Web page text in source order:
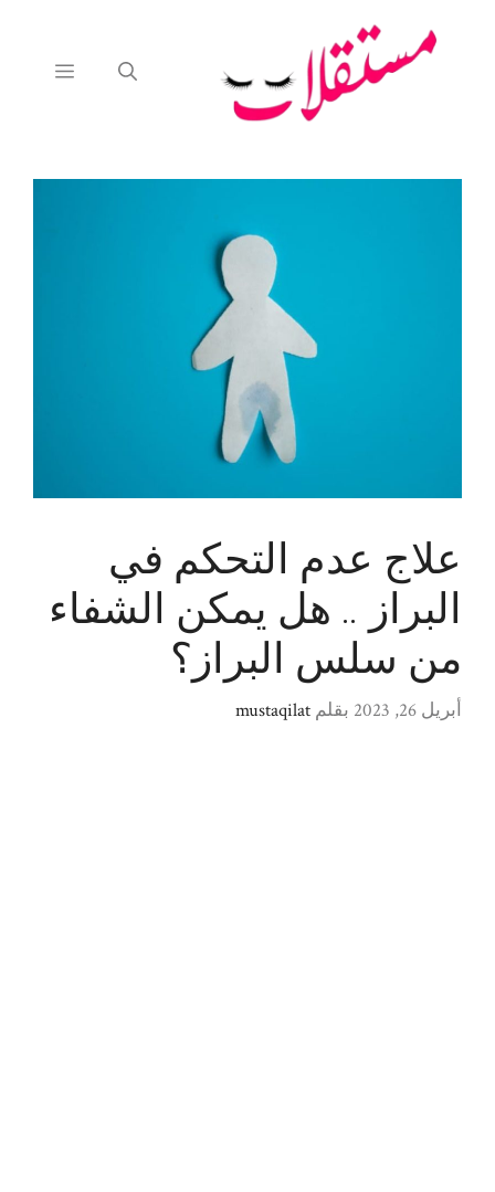
القائمة
علاج عدم التحكم في
البراز .. هل يمكن الشفاء
من سلس البراز؟
أبريل 26, 2023 بقلم mustaqilat